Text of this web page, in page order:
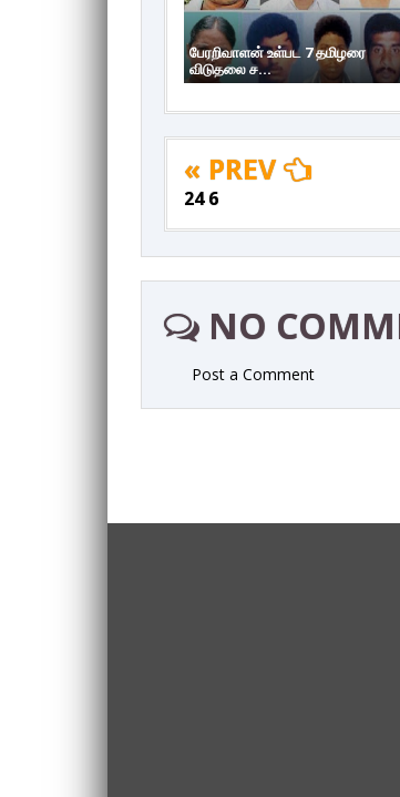
பேரறிவாளன் உள்பட 7 தமிழரை
விடுதலை ச...
« PREV
24 6
NO
Post a Comment